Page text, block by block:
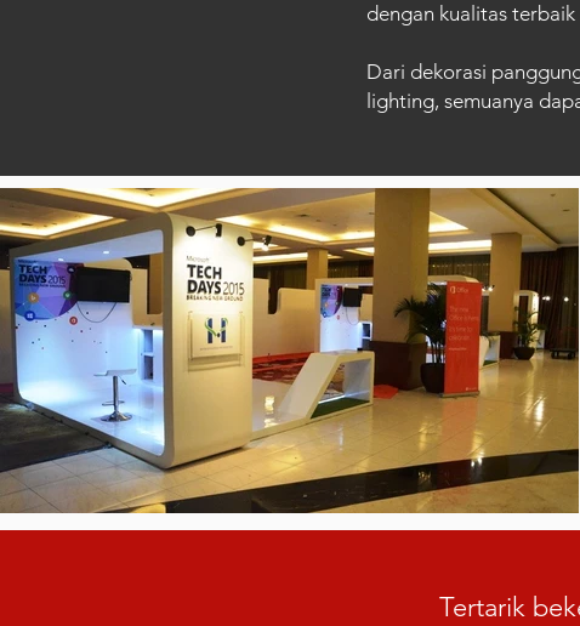
dengan kualitas
Dari dekorasi
lighting, semuanya
Tertarik